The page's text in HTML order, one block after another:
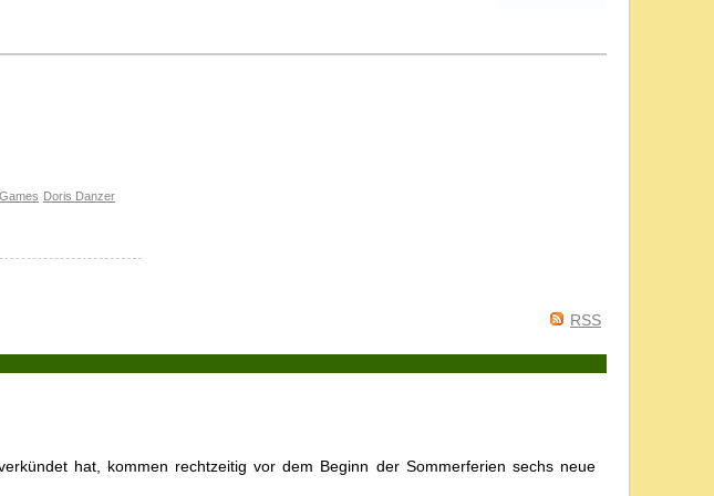
Doris Danzer
RSS
hat, kommen rechtzeitig vor dem Beginn der Sommerferien sechs neue